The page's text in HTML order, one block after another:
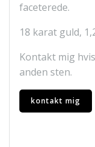
faceterede.
18 karat guld,
Kontakt mig
anden sten.
kontakt mig